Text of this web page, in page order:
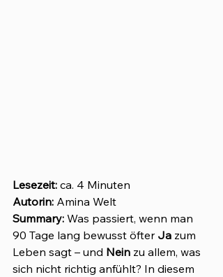
Lesezeit: ca. 4 Minuten
Autorin: Amina Welt
Summary: Was passiert, wenn man
90 Tage lang bewusst öfter Ja zum
Leben sagt – und Nein zu allem, was
sich nicht richtig anfühlt? In diesem